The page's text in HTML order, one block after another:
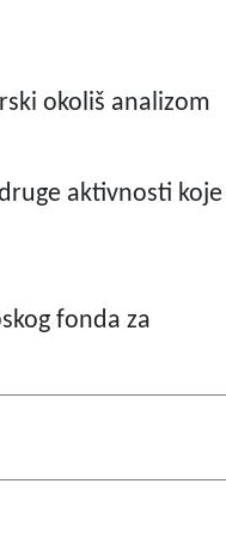
okoliš analizom
aktivnosti koje
fonda za